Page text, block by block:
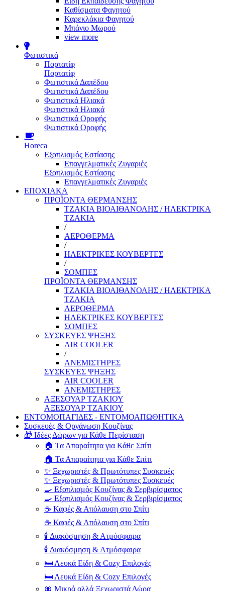
Καθίσματα Φαγητού
Καρεκλάκια Φαγητού
Μπάνιο Μωρού
view more
Φωτιστικά
Πορτατίφ
Πορτατίφ
Φωτιστικά Δαπέδου
Φωτιστικά Δαπέδου
Φωτιστικά Ηλιακά
Φωτιστικά Ηλιακά
Φωτιστικά Οροφής
Φωτιστικά Οροφής
Horeca
Εξοπλισμός Εστίασης
Επαγγελματικές Ζυγαριές
Εξοπλισμός Εστίασης
Επαγγελματικές Ζυγαριές
ΕΠΟΧΙΑΚΑ
ΠΡΟΪΟΝΤΑ ΘΕΡΜΑΝΣΗΣ
ΤΖΑΚΙΑ ΒΙΟΑΙΘΑΝΟΛΗΣ / ΗΛΕΚΤΡΙΚΑ
ΤΖΑΚΙΑ
/
ΑΕΡΟΘΕΡΜΑ
/
ΗΛΕΚΤΡΙΚΕΣ ΚΟΥΒΕΡΤΕΣ
/
ΣΟΜΠΕΣ
ΠΡΟΪΟΝΤΑ ΘΕΡΜΑΝΣΗΣ
ΤΖΑΚΙΑ ΒΙΟΑΙΘΑΝΟΛΗΣ / ΗΛΕΚΤΡΙΚΑ
ΤΖΑΚΙΑ
ΑΕΡΟΘΕΡΜΑ
ΗΛΕΚΤΡΙΚΕΣ ΚΟΥΒΕΡΤΕΣ
ΣΟΜΠΕΣ
ΣΥΣΚΕΥΕΣ ΨΗΞΗΣ
AIR COOLER
/
ΑΝΕΜΙΣΤΗΡΕΣ
ΣΥΣΚΕΥΕΣ ΨΗΞΗΣ
AIR COOLER
ΑΝΕΜΙΣΤΗΡΕΣ
ΑΞΕΣΟΥΑΡ ΤΖΑΚΙΟΥ
ΑΞΕΣΟΥΑΡ ΤΖΑΚΙΟΥ
ΕΝΤΟΜΟΠΑΓΙΔΕΣ - ΕΝΤΟΜΟΑΠΩΘΗΤΙΚΑ
Συσκευές & Οργάνωση Κουζίνας
🎁 Ιδέες Δώρων για Κάθε Περίσταση
🏠 Τα Απαραίτητα για Κάθε Σπίτι
🏠 Τα Απαραίτητα για Κάθε Σπίτι
✨ Ξεχωριστές & Πρωτότυπες Συσκευές
✨ Ξεχωριστές & Πρωτότυπες Συσκευές
🍳 Εξοπλισμός Κουζίνας & Σερβιρίσματος
🍳 Εξοπλισμός Κουζίνας & Σερβιρίσματος
☕ Καφές & Απόλαυση στο Σπίτι
☕ Καφές & Απόλαυση στο Σπίτι
🕯️ Διακόσμηση & Ατμόσφαιρα
🕯️ Διακόσμηση & Ατμόσφαιρα
🛏️ Λευκά Είδη & Cozy Επιλογές
🛏️ Λευκά Είδη & Cozy Επιλογές
🎀 Μικρά αλλά Ξεχωριστά Δώρα